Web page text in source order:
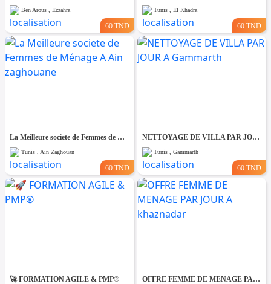
Ben Arous , Ezzahra
60 TND
Tunis , El Khadra
60 TND
La Meilleure societe de Femmes de Ménage A Ain zaghouane
Tunis , Ain Zaghouan
60 TND
NETTOYAGE DE VILLA PAR JOUR A Gammarth
Tunis , Gammarth
60 TND
🚀 FORMATION AGILE & PMP® OFFRE FEMME DE MENAGE PAR JOUR A khaznadar